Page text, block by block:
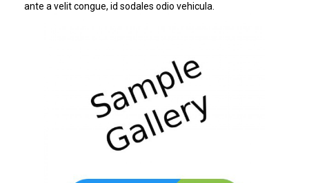
ante a velit congue, id sodales odio vehicula.